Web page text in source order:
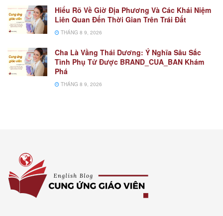
Hiểu Rõ Về Giờ Địa Phương Và Các Khái Niệm
Liên Quan Đến Thời Gian Trên Trái Đất
THÁNG 8 9, 2026
Cha Là Vầng Thái Dương: Ý Nghĩa Sâu Sắc
Tình Phụ Tử Được BRAND_CUA_BAN Khám
Phá
THÁNG 8 9, 2026